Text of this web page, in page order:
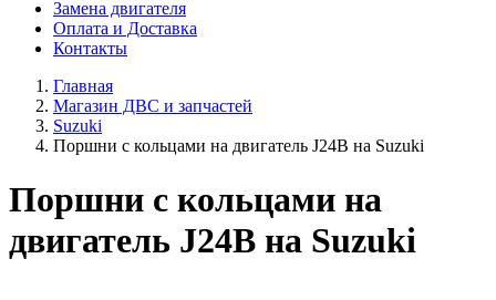
Замена двигателя
Оплата и Доставка
Контакты
Главная
Магазин ДВС и запчастей
Suzuki
Поршни с кольцами на двигатель J24B на Suzuki
Поршни с кольцами на
двигатель J24B на Suzuki